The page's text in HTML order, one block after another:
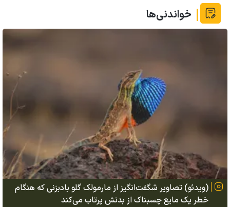
خواندنی‌ها
(ویدئو) تصاویر شگفت‌انگیز از مارمولک گلو بادبزنی که هنگام
خطر یک مایع چسبناک از بدنش پرتاب می‌کند